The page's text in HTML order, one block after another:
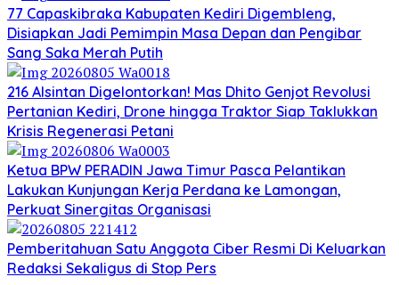
77 Capaskibraka Kabupaten Kediri Digembleng,
Disiapkan Jadi Pemimpin Masa Depan dan Pengibar
Sang Saka Merah Putih
216 Alsintan Digelontorkan! Mas Dhito Genjot Revolusi
Pertanian Kediri, Drone hingga Traktor Siap Taklukkan
Krisis Regenerasi Petani
Ketua BPW PERADIN Jawa Timur Pasca Pelantikan
Lakukan Kunjungan Kerja Perdana ke Lamongan,
Perkuat Sinergitas Organisasi
Pemberitahuan Satu Anggota Ciber Resmi Di Keluarkan
Redaksi Sekaligus di Stop Pers